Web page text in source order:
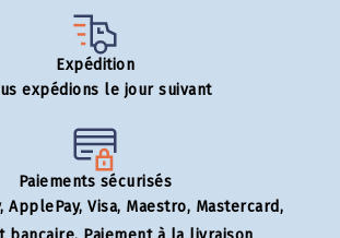
Expédition
expédions le jour suivant
Paiements sécurisés
ApplePay, Visa, Maestro, Mastercard,